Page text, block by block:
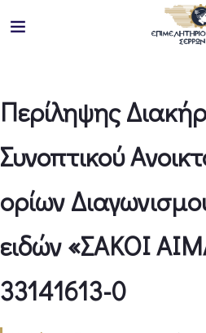
Περίληψης
Συνοπτικού
ορίων
ειδών «ΣΑΚΟΙ
33141613-0